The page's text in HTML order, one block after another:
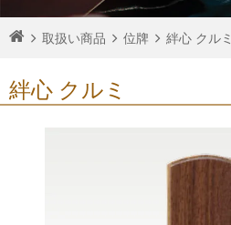
取扱い商品 位牌 絆心 クルミ
絆心 クルミ